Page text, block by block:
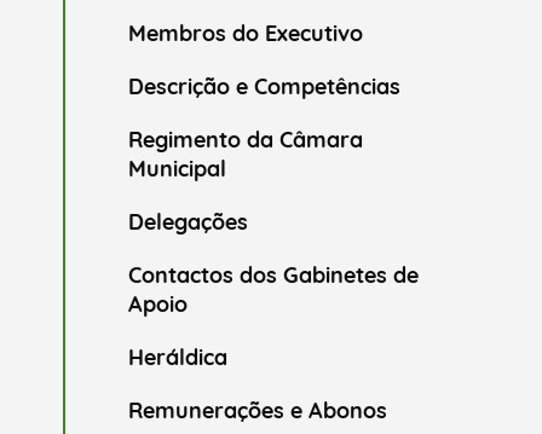
Membros do Executivo
Descrição e Competências
Regimento da Câmara
Municipal
Delegações
Contactos dos Gabinetes de
Apoio
Heráldica
Remunerações e Abonos